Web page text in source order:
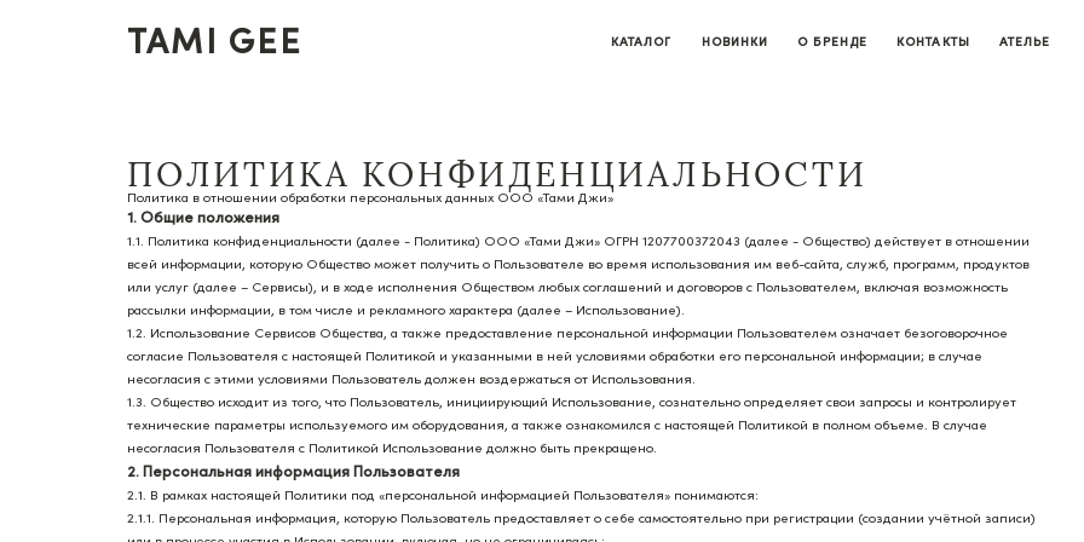
TAMI GEE КАТАЛОГ НОВИНКИ О БРЕНДЕ КОНТАКТЫ АТЕЛЬЕ
ПОЛИТИКА КОНФИДЕНЦИАЛЬНОСТИ
Политика в отношении обработки персональных данных ООО «Тами Джи»
1. Общие положения
1.1. Политика конфиденциальности (далее - Политика) ООО «Тами Джи» ОГРН 1207700372043 (далее - Общество) действует в отношении
всей информации, которую Общество может получить о Пользователе во время использования им веб-сайта, служб, программ, продуктов
или услуг (далее – Сервисы), и в ходе исполнения Обществом любых соглашений и договоров с Пользователем, включая возможность
рассылки информации, в том числе и рекламного характера (далее – Использование).
1.2. Использование Сервисов Общества, а также предоставление персональной информации Пользователем означает безоговорочное
согласие Пользователя с настоящей Политикой и указанными в ней условиями обработки его персональной информации; в случае
несогласия с этими условиями Пользователь должен воздержаться от Использования.
1.3. Общество исходит из того, что Пользователь, инициирующий Использование, сознательно определяет свои запросы и контролирует
технические параметры используемого им оборудования, а также ознакомился с настоящей Политикой в полном объеме. В случае
несогласия Пользователя с Политикой Использование должно быть прекращено.
2. Персональная информация Пользователя
2.1. В рамках настоящей Политики под «персональной информацией Пользователя» понимаются:
2.1.1. Персональная информация, которую Пользователь предоставляет о себе самостоятельно при регистрации (создании учётной записи)